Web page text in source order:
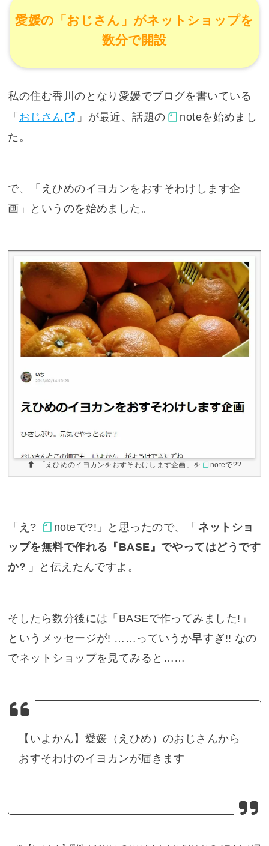
愛媛の「おじさん」がネットショップを
数分で開設
私の住む香川のとなり愛媛でブログを書いている
「 おじさん 」が最近、話題の noteを始めまし
た。
で、「えひめのイヨカンをおすそわけします企
画」というのを始めました。
「えひめのイヨカンをおすそわけします企画」を noteで??
「え? noteで?!」と思ったので、「 ネットショ
ップを無料で作れる『BASE』でやってはどうです
か? 」と伝えたんですよ。
そしたら数分後には「BASEで作ってみました!」
というメッセージが! ……っていうか早すぎ!! なの
でネットショップを見てみると……
【いよかん】愛媛（えひめ）のおじさんから
おすそわけのイヨカンが届きます